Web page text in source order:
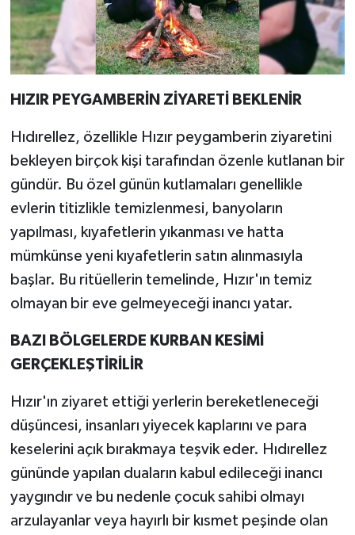
HIZIR PEYGAMBERİN ZİYARETİ BEKLENİR
Hıdırellez, özellikle Hızır peygamberin ziyaretini
bekleyen birçok kişi tarafından özenle kutlanan bir
gündür. Bu özel günün kutlamaları genellikle
evlerin titizlikle temizlenmesi, banyoların
yapılması, kıyafetlerin yıkanması ve hatta
mümkünse yeni kıyafetlerin satın alınmasıyla
başlar. Bu ritüellerin temelinde, Hızır'ın temiz
olmayan bir eve gelmeyeceği inancı yatar.
BAZI BÖLGELERDE KURBAN KESİMİ
GERÇEKLEŞTİRİLİR
Hızır'ın ziyaret ettiği yerlerin bereketleneceği
düşüncesi, insanları yiyecek kaplarını ve para
keselerini açık bırakmaya teşvik eder. Hıdırellez
gününde yapılan duaların kabul edileceği inancı
yaygındır ve bu nedenle çocuk sahibi olmayı
arzulayanlar veya hayırlı bir kısmet peşinde olan